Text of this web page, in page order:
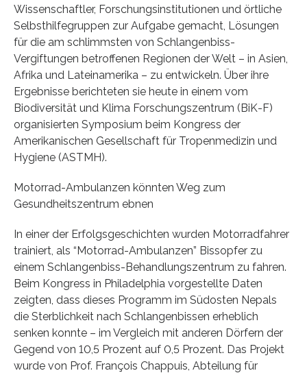
Wissenschaftler, Forschungsinstitutionen und örtliche
Selbsthilfegruppen zur Aufgabe gemacht, Lösungen
für die am schlimmsten von Schlangenbiss-
Vergiftungen betroffenen Regionen der Welt – in Asien,
Afrika und Lateinamerika – zu entwickeln. Über ihre
Ergebnisse berichteten sie heute in einem vom
Biodiversität und Klima Forschungszentrum (BiK-F)
organisierten Symposium beim Kongress der
Amerikanischen Gesellschaft für Tropenmedizin und
Hygiene (ASTMH).
Motorrad-Ambulanzen könnten Weg zum
Gesundheitszentrum ebnen
In einer der Erfolgsgeschichten wurden Motorradfahrer
trainiert, als “Motorrad-Ambulanzen” Bissopfer zu
einem Schlangenbiss-Behandlungszentrum zu fahren.
Beim Kongress in Philadelphia vorgestellte Daten
zeigten, dass dieses Programm im Südosten Nepals
die Sterblichkeit nach Schlangenbissen erheblich
senken konnte – im Vergleich mit anderen Dörfern der
Gegend von 10,5 Prozent auf 0,5 Prozent. Das Projekt
wurde von Prof. François Chappuis, Abteilung für